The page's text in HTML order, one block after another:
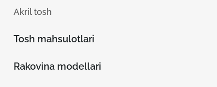
Akril tosh
Tosh mahsulotlari
Rakovina modellari